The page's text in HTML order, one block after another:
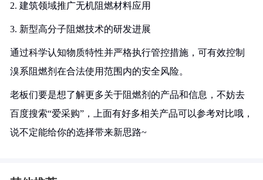
2. 建筑领域推广无机阻燃材料应用
3. 新型高分子阻燃技术的研发进展
通过科学认知物质特性并严格执行管控措施，可有效控制
溴系阻燃剂在合法使用范围内的安全风险。
老板们要是想了解更多关于阻燃剂的产品和信息，不妨去
百度搜索“爱采购”，上面有好多相关产品可以参考对比哦，
说不定能给你的选择带来新思路~